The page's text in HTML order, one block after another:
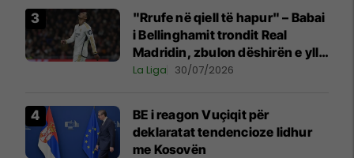
"Rrufe në qiell të hapur" – Babai
i Bellinghamit trondit Real
Madridin, zbulon dëshirën e yllit
anglez për largim
La Liga 30/07/2026
BE i reagon Vuçiqit për
deklaratat tendencioze lidhur
me Kosovën